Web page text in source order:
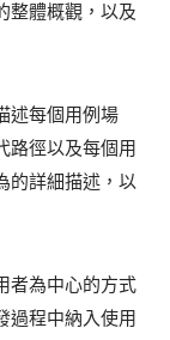
整體概觀，以及
述每個用例場
路徑以及每個用
的詳細描述，以
者為中心的方式
過程中納入使用